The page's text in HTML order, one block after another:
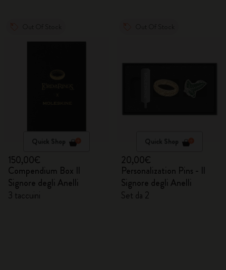
Quick Shop
150,00€
Compendium Box Il
Signore degli Anelli
3 taccuini
Quick Shop
20,00€
Personalization Pins - Il
Signore degli Anelli
Set da 2